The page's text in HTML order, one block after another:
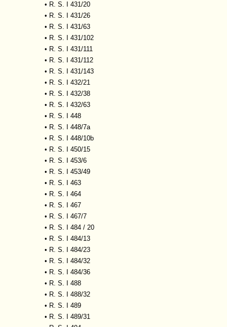
• R. S. I 431/20
• R. S. I 431/26
• R. S. I 431/63
• R. S. I 431/102
• R. S. I 431/111
• R. S. I 431/112
• R. S. I 431/143
• R. S. I 432/21
• R. S. I 432/38
• R. S. I 432/63
• R. S. I 448
• R. S. I 448/7a
• R. S. I 448/10b
• R. S. I 450/15
• R. S. I 453/6
• R. S. I 453/49
• R. S. I 463
• R. S. I 464
• R. S. I 467
• R. S. I 467/7
• R. S. I 484 / 20
• R. S. I 484/13
• R. S. I 484/23
• R. S. I 484/32
• R. S. I 484/36
• R. S. I 488
• R. S. I 488/32
• R. S. I 489
• R. S. I 489/31